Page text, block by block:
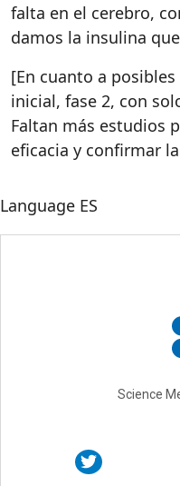
falta en el cerebro,
damos la insulina
[En cuanto a
inicial, fase 2, con
Faltan más estudios
eficacia y confirmar
Language ES
Science